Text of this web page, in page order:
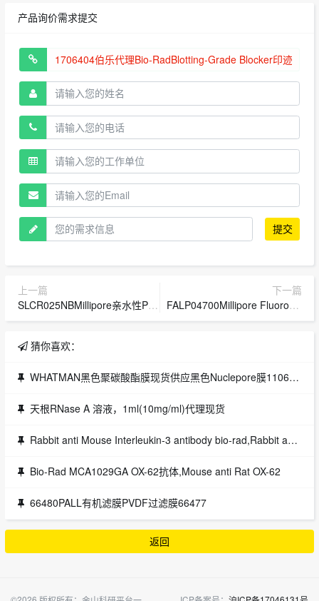
产品询价需求提交
提交
上一篇
SLCR025NBMillipore亲水性PTFE针头滤器0.45um孔径25mm直径SLCR025NB
下一篇
FALP04700Millipore Fluoropore疏水性PTFE滤膜1.0um孔径47mm直径FALP0470
猜你喜欢：
WHATMAN黑色聚碳酸酯膜现货供应黑色Nuclepore膜110656111156
天根RNase A 溶液，1ml(10mg/ml)代理现货
Rabbit anti Mouse Interleukin-3 antibody bio-rad,Rabbit anti Mouse Interleukin-3 antibody
Bio-Rad MCA1029GA OX-62抗体,Mouse anti Rat OX-62
66480PALL有机滤膜PVDF过滤膜66477
返回